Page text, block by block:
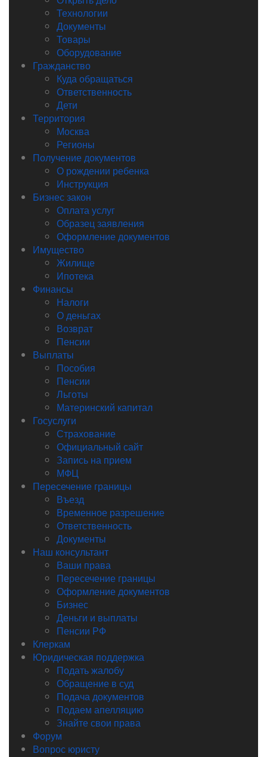
Технологии
Документы
Товары
Оборудование
Гражданство
Куда обращаться
Ответственность
Дети
Территория
Москва
Регионы
Получение документов
О рождении ребенка
Инструкция
Бизнес закон
Оплата услуг
Образец заявления
Оформление документов
Имущество
Жилище
Ипотека
Финансы
Налоги
О деньгах
Возврат
Пенсии
Выплаты
Пособия
Пенсии
Льготы
Материнский капитал
Госуслуги
Страхование
Официальный сайт
Запись на прием
МФЦ
Пересечение границы
Въезд
Временное разрешение
Ответственность
Документы
Наш консультант
Ваши права
Пересечение границы
Оформление документов
Бизнес
Деньги и выплаты
Пенсии РФ
Клеркам
Юридическая поддержка
Подать жалобу
Обращение в суд
Подача документов
Подаем апелляцию
Знайте свои права
Форум
Вопрос юристу